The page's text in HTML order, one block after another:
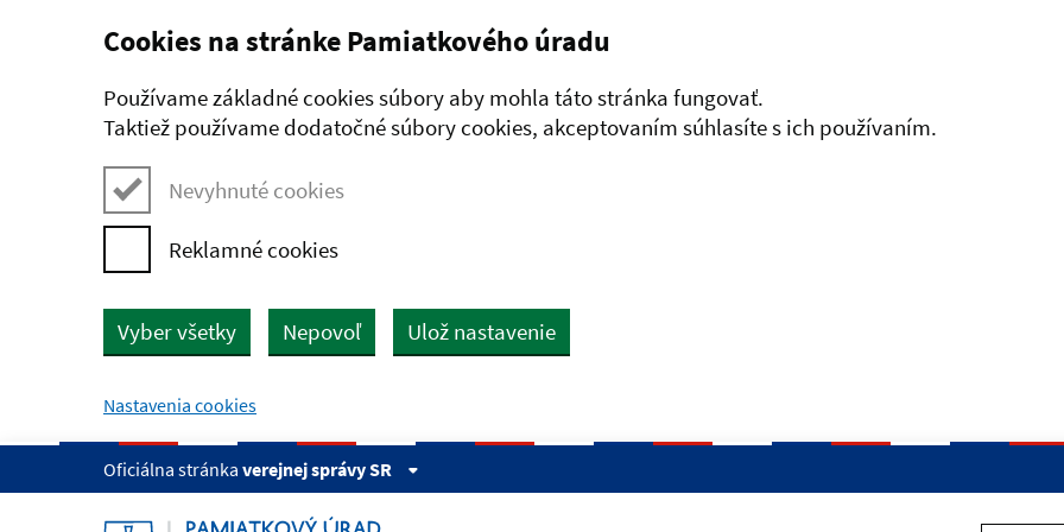
Preskočiť na hlavný obsah
Cookies na stránke Pamiatkového úradu
Používame základné cookies súbory aby mohla táto stránka fungovať.
Taktiež používame dodatočné súbory cookies, akceptovaním súhlasíte s ich používaním.
Nevyhnuté cookies
Reklamné cookies
Vyber všetky Nepovoľ Ulož nastavenie
Nastavenia cookies
Oficiálna stránka verejnej správy SR